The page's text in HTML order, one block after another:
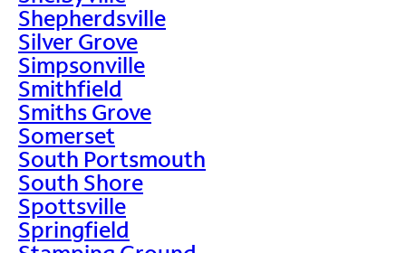
Shepherdsville
Silver Grove
Simpsonville
Smithfield
Smiths Grove
Somerset
South Portsmouth
South Shore
Spottsville
Springfield